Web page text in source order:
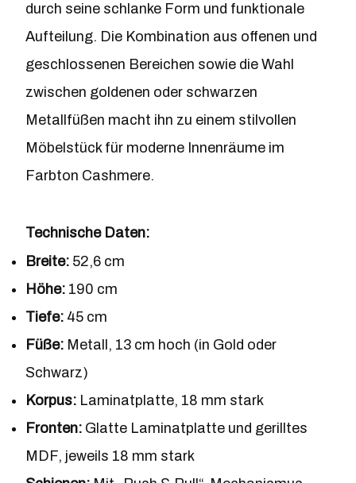
durch seine schlanke Form und funktionale
Aufteilung. Die Kombination aus offenen und
geschlossenen Bereichen sowie die Wahl
zwischen goldenen oder schwarzen
Metallfüßen macht ihn zu einem stilvollen
Möbelstück für moderne Innenräume im
Farbton Cashmere.
Technische Daten:
Breite: 52,6 cm
Höhe: 190 cm
Tiefe: 45 cm
Füße: Metall, 13 cm hoch (in Gold oder
Schwarz)
Korpus: Laminatplatte, 18 mm stark
Fronten: Glatte Laminatplatte und gerilltes
MDF, jeweils 18 mm stark